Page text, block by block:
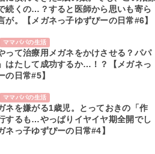
続くの…？すると医師から思いも寄ら
が。【メガネっ子ゆずぴーの日常#6】
ママパパの生活
って治療用メガネをかけさせる？パパ
はたして成功するか…！？【メガネっ
の日常#5】
ママパパの生活
ネを嫌がる1歳児。とっておきの「作
するも…やっぱりイヤイヤ期全開でし
ネっ子ゆずぴーの日常#4】